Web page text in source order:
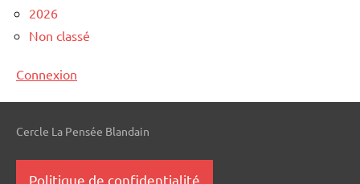
2026
Non classé
Connexion
Cercle La Pensée Blandain
Politique de confidentialité